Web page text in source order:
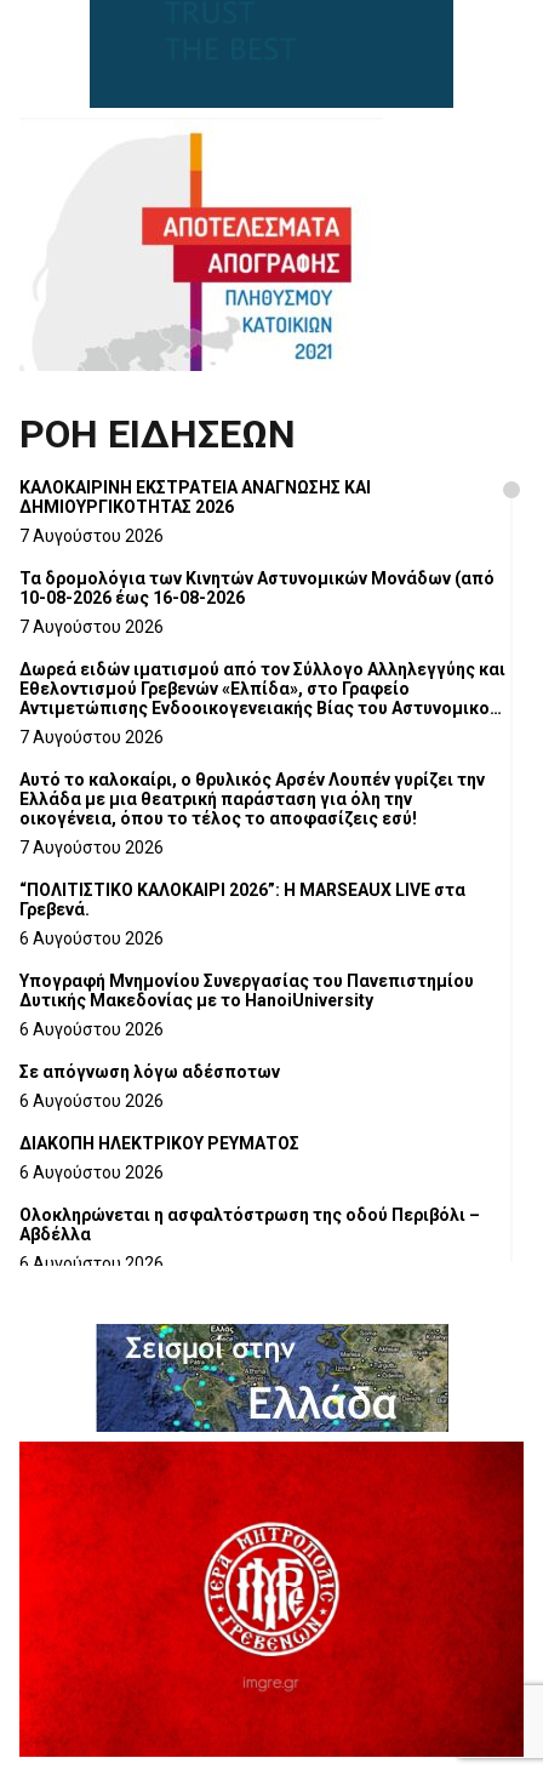
ΡΟΗ ΕΙΔΗΣΕΩΝ
ΚΑΛΟΚΑΙΡΙΝΗ ΕΚΣΤΡΑΤΕΙΑ ΑΝΑΓΝΩΣΗΣ ΚΑΙ
ΔΗΜΙΟΥΡΓΙΚΟΤΗΤΑΣ 2026
7 Αυγούστου 2026
Τα δρομολόγια των Κινητών Αστυνομικών Μονάδων (από
10-08-2026 έως 16-08-2026
7 Αυγούστου 2026
Δωρεά ειδών ιματισμού από τον Σύλλογο Αλληλεγγύης και
Εθελοντισμού Γρεβενών «Ελπίδα», στο Γραφείο
Αντιμετώπισης Ενδοοικογενειακής Βίας του Αστυνομικού
Τμήματος Γρεβενών
7 Αυγούστου 2026
Αυτό το καλοκαίρι, ο θρυλικός Αρσέν Λουπέν γυρίζει την
Ελλάδα με μια θεατρική παράσταση για όλη την
οικογένεια, όπου το τέλος το αποφασίζεις εσύ!
7 Αυγούστου 2026
“ΠΟΛΙΤΙΣΤΙΚΟ ΚΑΛΟΚΑΙΡΙ 2026”: Η MARSEAUX LIVE στα
Γρεβενά.
6 Αυγούστου 2026
Υπογραφή Μνημονίου Συνεργασίας του Πανεπιστημίου
Δυτικής Μακεδονίας με το HanoiUniversity
6 Αυγούστου 2026
Σε απόγνωση λόγω αδέσποτων
6 Αυγούστου 2026
ΔΙΑΚΟΠΗ ΗΛΕΚΤΡΙΚΟΥ ΡΕΥΜΑΤΟΣ
6 Αυγούστου 2026
Ολοκληρώνεται η ασφαλτόστρωση της οδού Περιβόλι –
Αβδέλλα
6 Αυγούστου 2026
5 Αυγούστου 2026
Ο ΑΝΔΡΕΑΣ ΑΣΛΑΝΙΔΗΣ ΣΥΝΕΧΙΖΕΙ ΣΤΟΝ ΠΡΩΤΕΑ
ΓΡΕΒΕΝΩΝ
5 Αυγούστου 2026
Ευχαριστήριο Εκπολιτιστικού Συλλόγου Ταξιάρχη προς κ.
Παρασχάκη Αθανάσιο
Διακοπή υδροδότησης του Α΄ κλάδου ύδρευσης
5 Αυγούστου 2026
Η Marseaux στα Γρεβενά για μια μοναδική συναυλία
Θερινό Σινεμά στο πλαίσιο του «Πολιτιστικού
Καλοκαιριού 2026» με την βραβευμένη ταινία «Μικρές
Ανάσες».